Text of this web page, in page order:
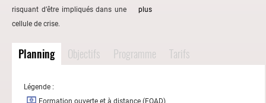
risquant d’être impliqués dans une
cellule de crise.
plus
Planning Objectifs Programme Tarifs
Légende :
Formation ouverte et à distance (FOAD)